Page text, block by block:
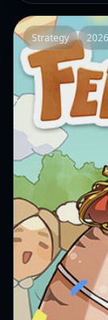
Strategy 2026